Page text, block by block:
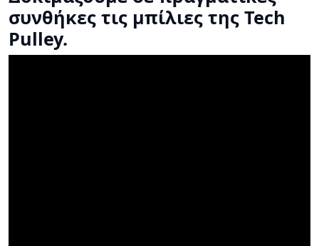
συνθήκες τις μπίλιες της Tech
Pulley.